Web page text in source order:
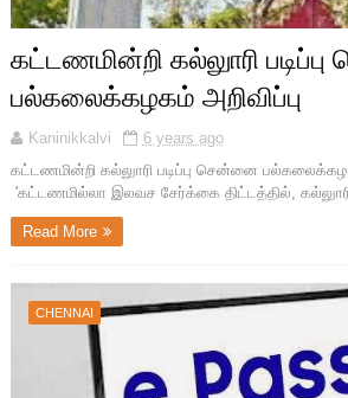
கட்டணமின்றி கல்லுாரி
பல்கலைக்கழகம் அறிவிப்பு
Kaninikkalvi
6 years ago
கட்டணமின்றி கல்லுாரி படிப்பு சென்னை
'கட்டணமில்லா இலவச சேர்க்கை திட்டத்தில்,
Read More
CHENNAI